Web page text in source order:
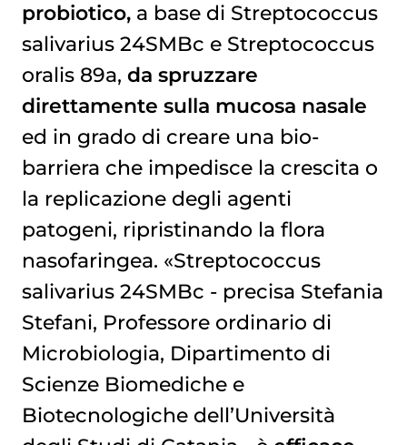
probiotico,a base di Streptococcus
salivarius 24SMBc e Streptococcus
oralis 89a, da spruzzare
direttamente sulla mucosa nasale
ed in grado di creare una bio-
barriera che impedisce la crescita o
la replicazione degli agenti
patogeni, ripristinando la flora
nasofaringea. «Streptococcus
salivarius 24SMBc - precisa Stefania
Stefani, Professore ordinario di
Microbiologia, Dipartimento di
Scienze Biomediche e
Biotecnologiche dell’Università